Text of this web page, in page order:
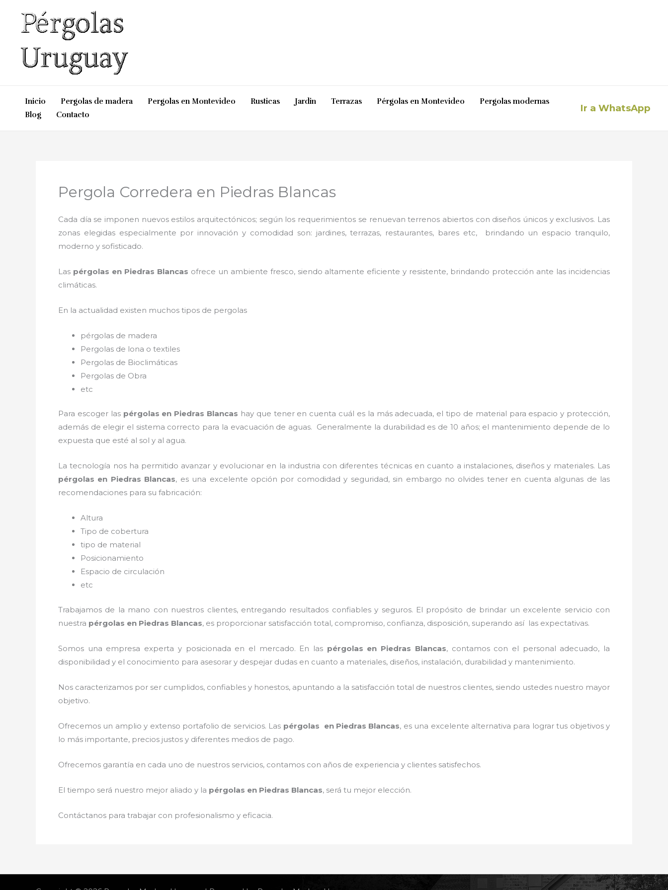
contenido
Inicio Pergolas de madera Pergolas en Montevideo Rusticas Jardin Terrazas Pérgolas en Montevideo
Pergolas modernas
Blog
Contacto
Ir a WhatsApp
Pergola Corredera en Piedras Blancas
Cada día se imponen nuevos estilos arquitectónicos; según los requerimientos se renuevan terrenos abiertos con diseños únicos y exclusivos. Las
zonas elegidas especialmente por innovación y comodidad son: jardines, terrazas, restaurantes, bares etc, brindando un espacio tranquilo,
moderno y sofisticado.
Las pérgolas en Piedras Blancas ofrece un ambiente fresco, siendo altamente eficiente y resistente, brindando protección ante las incidencias
climáticas.
En la actualidad existen muchos tipos de pergolas
pérgolas de madera
Pergolas de lona o textiles
Pergolas de Bioclimáticas
Pergolas de Obra
etc
Para escoger las pérgolas en Piedras Blancas hay que tener en cuenta cuál es la más adecuada, el tipo de material para espacio y protección,
además de elegir el sistema correcto para la evacuación de aguas. Generalmente la durabilidad es de 10 años; el mantenimiento depende de lo
expuesta que esté al sol y al agua.
La tecnología nos ha permitido avanzar y evolucionar en la industria con diferentes técnicas en cuanto a instalaciones, diseños y materiales. Las
pérgolas en Piedras Blancas, es una excelente opción por comodidad y seguridad, sin embargo no olvides tener en cuenta algunas de las
recomendaciones para su fabricación:
Altura
Tipo de cobertura
tipo de material
Posicionamiento
Espacio de circulación
etc
Trabajamos de la mano con nuestros clientes, entregando resultados confiables y seguros. El propósito de brindar un excelente servicio con
nuestra pérgolas en Piedras Blancas, es proporcionar satisfacción total, compromiso, confianza, disposición, superando así las expectativas.
Somos una empresa experta y posicionada en el mercado. En las pérgolas en Piedras Blancas, contamos con el personal adecuado, la
disponibilidad y el conocimiento para asesorar y despejar dudas en cuanto a materiales, diseños, instalación, durabilidad y mantenimiento.
Nos caracterizamos por ser cumplidos, confiables y honestos, apuntando a la satisfacción total de nuestros clientes, siendo ustedes nuestro mayor
objetivo.
Ofrecemos un amplio y extenso portafolio de servicios. Las pérgolas en Piedras Blancas, es una excelente alternativa para lograr tus objetivos y
lo más importante, precios justos y diferentes medios de pago.
Ofrecemos garantía en cada uno de nuestros servicios, contamos con años de experiencia y clientes satisfechos.
El tiempo será nuestro mejor aliado y la pérgolas en Piedras Blancas, será tu mejor elección.
Contáctanos para trabajar con profesionalismo y eficacia.